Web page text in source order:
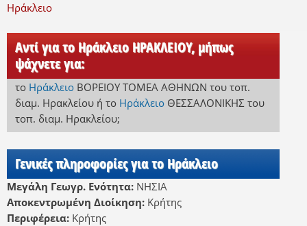
Ηράκλειο
Αντί για το Ηράκλειο ΗΡΑΚΛΕΙΟΥ, μήπως
ψάχνετε για:
το Ηράκλειο ΒΟΡΕΙΟΥ ΤΟΜΕΑ ΑΘΗΝΩΝ του τοπ.
διαμ. Ηρακλείουή το Ηράκλειο ΘΕΣΣΑΛΟΝΙΚΗΣ του
τοπ. διαμ. Ηρακλείου;
Γενικές πληροφορίες για το Ηράκλειο
Μεγάλη Γεωγρ. Ενότητα: ΝΗΣΙΑ
Αποκεντρωμένη Διοίκηση: Κρήτης
Περιφέρεια: Κρήτης